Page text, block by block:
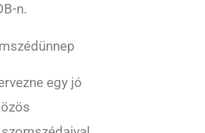
n.
egy jó